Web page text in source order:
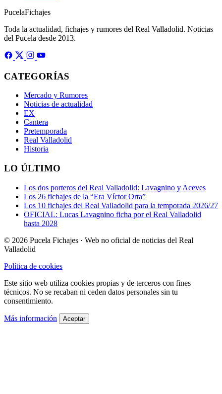
PucelaFichajes
Toda la actualidad, fichajes y rumores del Real Valladolid. Noticias
del Pucela desde 2013.
CATEGORÍAS
Mercado y Rumores
Noticias de actualidad
EX
Cantera
Pretemporada
Real Valladolid
Historia
LO ÚLTIMO
Los dos porteros del Real Valladolid: Lavagnino y Aceves
Los 26 fichajes de la “Era Víctor Orta”
Los 10 fichajes del Real Valladolid para la temporada 2026/27
OFICIAL: Lucas Lavagnino ficha por el Real Valladolid
hasta 2028
© 2026 Pucela Fichajes · Web no oficial de noticias del Real
Valladolid
Política de cookies
Este sitio web utiliza cookies propias y de terceros con fines
técnicos. No se recaban ni ceden datos personales sin tu
consentimiento.
Más información Aceptar